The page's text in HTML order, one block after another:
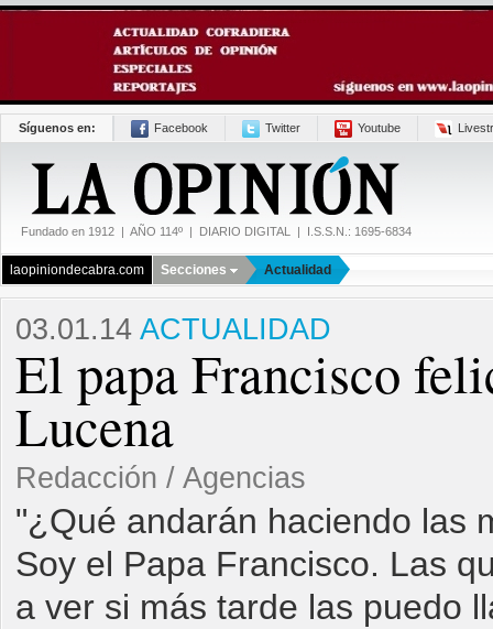
Síguenos en: Facebook Twitter Youtube
Fundado en 1912 | AÑO 114º | DIARIO DIGITAL | I.S.S.N.: 1695-6834
laopiniondecabra.com Secciones Actualidad
03.01.14 ACTUALIDAD
El papa Francisco
Lucena
Redacción / Agencias
"¿Qué andarán haciendo las
Soy el Papa Francisco. Las
a ver si más tarde las puedo